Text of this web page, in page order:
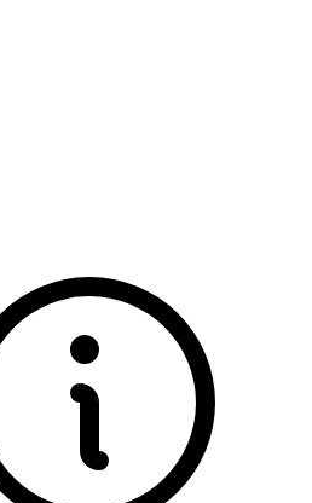
- Pfalz
***
trocken